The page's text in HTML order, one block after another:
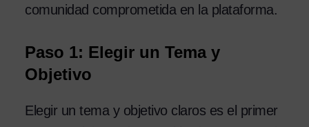
comunidad comprometida en la plataforma.
Paso 1: Elegir un Tema y
Objetivo
Elegir un tema y objetivo claros es el primer